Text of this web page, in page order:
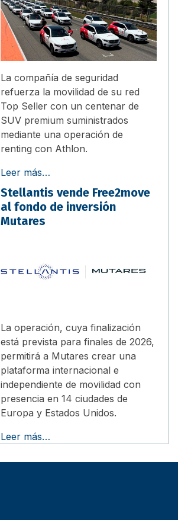
La compañía de seguridad
refuerza la movilidad de su red
Top Seller con un centenar de
SUV premium suministrados
mediante una operación de
renting con Athlon.
Leer más…
Stellantis vende Free2move
al fondo de inversión
Mutares
La operación, cuya finalización
está prevista para finales de 2026,
permitirá a Mutares crear una
plataforma internacional e
independiente de movilidad con
presencia en 14 ciudades de
Europa y Estados Unidos.
Leer más…